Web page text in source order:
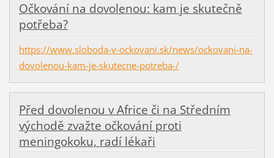
Očkování na dovolenou: kam je skutečně
potřeba?
https://www.sloboda-v-ockovani.sk/news/ockovani-na-
dovolenou-kam-je-skutecne-potreba-/
Před dovolenou v Africe či na Středním
východě zvažte očkování proti
meningokoku, radí lékaři